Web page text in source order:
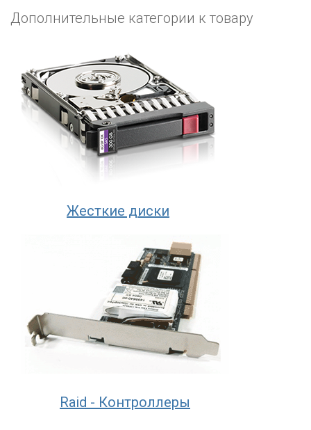
Дополнительные категории к товару
Жесткие диски
Raid - Контроллеры